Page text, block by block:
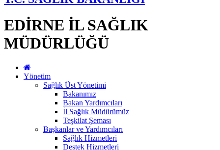
EDİRNE İL SAĞLIK
MÜDÜRLÜĞÜ
Yönetim
Sağlık Üst Yönetimi
Bakanımız
Bakan Yardımcıları
İl Sağlık Müdürümüz
Teşkilat Şeması
Başkanlar ve Yardımcıları
Sağlık Hizmetleri
Destek Hizmetleri